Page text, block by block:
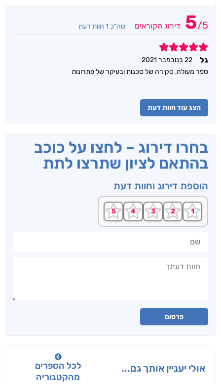
5/5 דירוג הקוראים סה"כ 1 חוות דעת
5
גל
22 בנובמבר 2021
ספר מעולה, סקירה של סכנות ובעיקר של פתרונות
הצג עוד חוות דעת
בחרו דירוג – לחצו על כוכב
בהתאם לציון שתרצו לתת
הוספת דירוג וחוות דעת
פרסום
אולי יעניין אותך גם...
לכל הספרים
מהקטגוריה